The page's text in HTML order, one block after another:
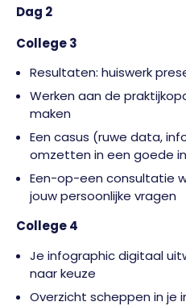
Dag 2
College 3
Resultaten: huiswerk
Werken aan de
maken
Een casus (ruwe data,
omzetten in een goede
Een-op-een consultatie
jouw persoonlijke vragen
College 4
Je infographic digitaal
naar keuze
Overzicht scheppen in je